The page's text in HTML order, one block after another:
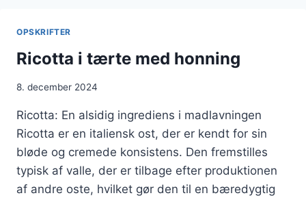
OPSKRIFTER
Ricotta i tærte med honning
8. december 2024
Ricotta: En alsidig ingrediens i madlavningen
Ricotta er en italiensk ost, der er kendt for sin
bløde og cremede konsistens. Den fremstilles
typisk af valle, der er tilbage efter produktionen
af andre oste, hvilket gør den til en bæredygtig